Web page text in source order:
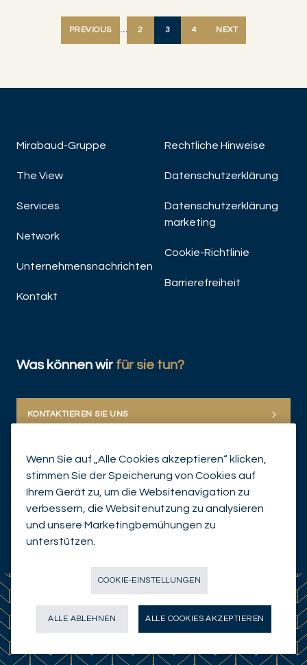
PREVIOUS … 2 3 4 NEXT
Mirabaud-Gruppe
The View
Services
Network
Unternehmensnachrichten
Kontakt
Rechtliche Hinweise
Datenschutzerklärung
Datenschutzerklärung
marketing
Cookie-Richtlinie
Barrierefreiheit
Was können wir für sie tun?
KONTAKTIEREN SIE UNS
Wenn Sie auf „Alle Cookies akzeptieren“ klicken,
stimmen Sie der Speicherung von Cookies auf
Ihrem Gerät zu, um die Websitenavigation zu
verbessern, die Websitenutzung zu analysieren
und unsere Marketingbemühungen zu
unterstützen.
COOKIE-EINSTELLUNGEN
ALLE ABLEHNEN ALLE COOKIES AKZEPTIEREN